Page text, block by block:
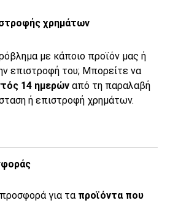
χρημάτων
με κάποιο προϊόν μας ή
επιστροφή του; Μπορείτε να
14 ημερών από τη παραλαβή
ή επιστροφή χρημάτων.
για τα προϊόντα που